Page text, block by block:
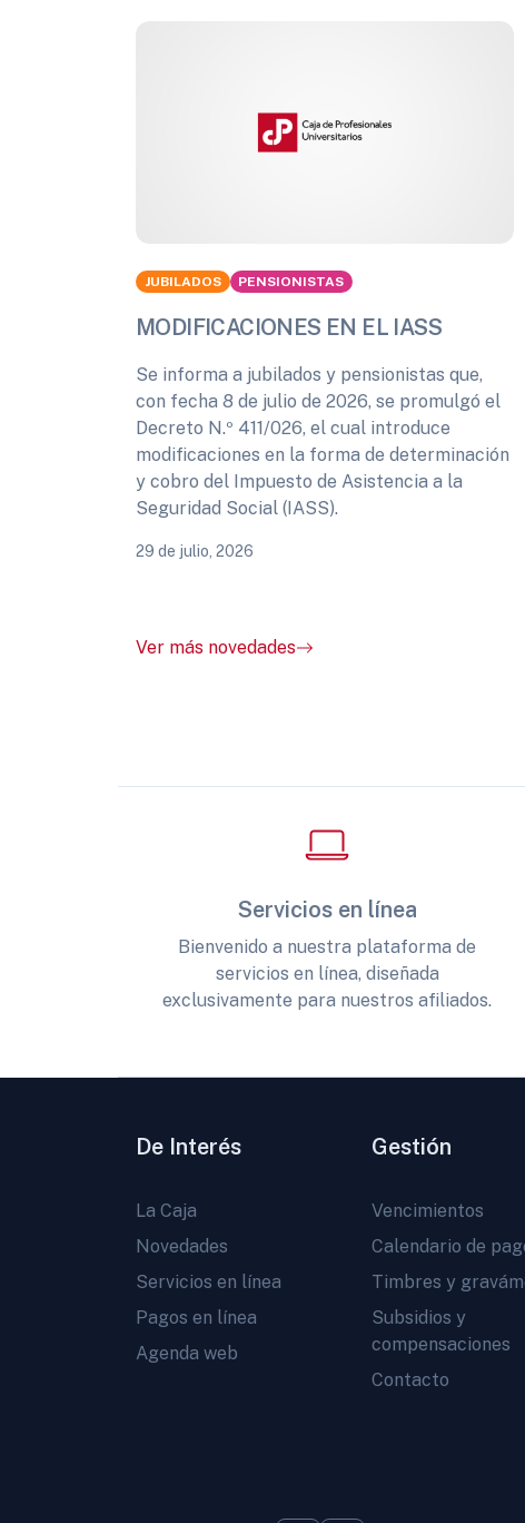
JUBILADOS PENSIONISTAS
MODIFICACIONES EN EL IASS
Se informa a jubilados y pensionistas que,
con fecha 8 de julio de 2026, se promulgó el
Decreto N.º 411/026, el cual introduce
modificaciones en la forma de determinación
y cobro del Impuesto de Asistencia a la
Seguridad Social (IASS).
29 de julio, 2026
Ver más novedades
Servicios en línea
Bienvenido a nuestra plataforma de
servicios en línea, diseñada
exclusivamente para nuestros afiliados.
De Interés
La Caja
Novedades
Servicios en línea
Pagos en línea
Agenda web
Gestión
Vencimientos
Calendario de
Timbres y
Subsidios y
compensaciones
Contacto